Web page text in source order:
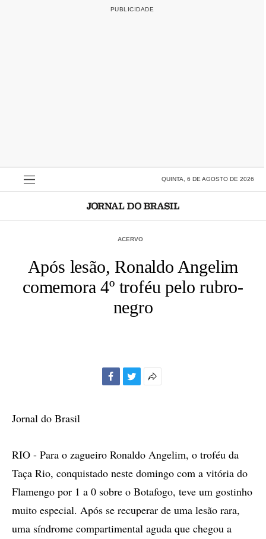
QUINTA, 6 DE AGOSTO DE 2026
ACERVO
Após lesão, Ronaldo Angelim
comemora 4º troféu pelo rubro-
negro
Jornal do Brasil
RIO - Para o zagueiro Ronaldo Angelim, o troféu da
Taça Rio, conquistado neste domingo com a vitória do
Flamengo por 1 a 0 sobre o Botafogo, teve um gostinho
muito especial. Após se recuperar de uma lesão rara,
uma síndrome compartimental aguda que chegou a